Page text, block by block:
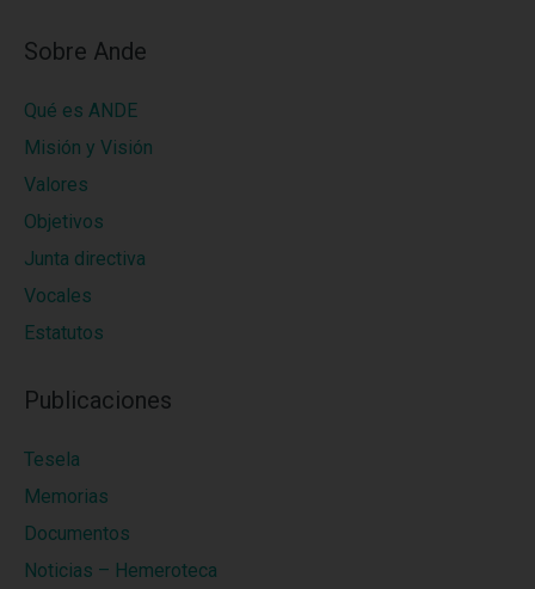
Sobre Ande
Qué es ANDE
Misión y Visión
Valores
Objetivos
Junta directiva
Vocales
Estatutos
Publicaciones
Tesela
Memorias
Documentos
Noticias – Hemeroteca